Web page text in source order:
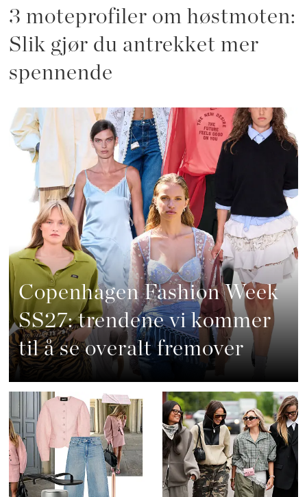
3 moteprofiler om høstmoten:
Slik gjør du antrekket mer
spennende
Copenhagen Fashion Week
SS27: trendene vi kommer
til å se overalt fremover